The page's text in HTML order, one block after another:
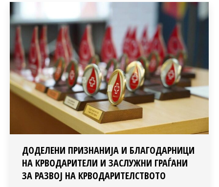
ДОДЕЛЕНИ ПРИЗНАНИЈА И БЛАГОДАРНИЦИ
НА КРВОДАРИТЕЛИ И ЗАСЛУЖНИ ГРАЃАНИ
ЗА РАЗВОЈ НА КРВОДАРИТЕЛСТВОТО